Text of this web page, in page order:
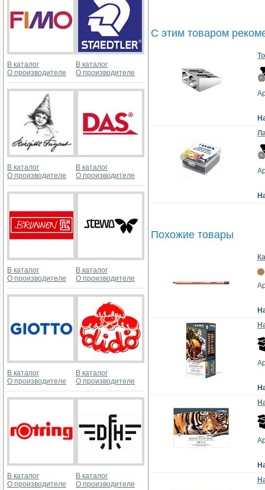
В каталог
О производителе
В каталог
О производителе
В каталог
О производителе
В каталог
О производителе
В каталог
О производителе
В каталог
О производителе
В каталог
О производителе
В каталог
О производителе
В каталог
О производителе
В каталог
О производителе
С этим товаром
Похожие товары